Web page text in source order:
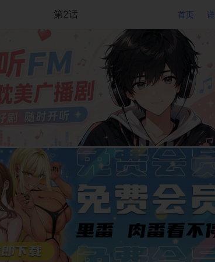
第2话 首页